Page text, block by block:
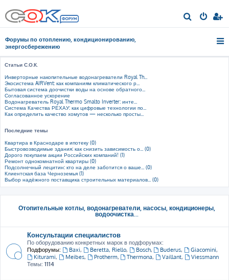
о
Форумы по отоплению, кондиционированию,
энергосбережению
Статьи С.О.К.
Инверторные накопительные водонагреватели Royal Th...
Экосистема AIRVent: как компаниям климатического р...
Бытовая система доочистки воды на основе обратного...
Согласованное ускорение
Водонагреватель Royal Thermo Smalto Inverter: инте...
Система Качества РЕХАУ: как цифровые технологии по...
Как определить качество хомутов — несколько просты...
Последние темы
Квартира в Краснодаре в ипотеку (0)
Быстровозводимые здания: как снизить зависимость о... (0)
Дорого покупаем акции Российских компаний! (1)
Ремонт однокомнатной квартиры (0)
Подсолнечный лецитин: кто на деле заботится о ваше... (0)
Клиентская база Черноземья (1)
Выбор надёжного поставщика строительных материалов... (0)
Отопительные котлы, водонагреватели, насосы, кондиционеры,
водоочистка...
Консультации специалистов
По оборудованию конкретных марок в подфорумах:
Подфорумы:
Baxi, Beretta, Riello, Bosch, Buderus, Giacomini,
Kiturami, Meibes, Protherm, Thermona, Vaillant,
Viessmann
Темы: 1114